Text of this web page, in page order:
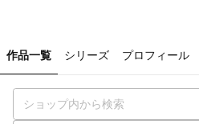
作品一覧 シリーズ プロフィール